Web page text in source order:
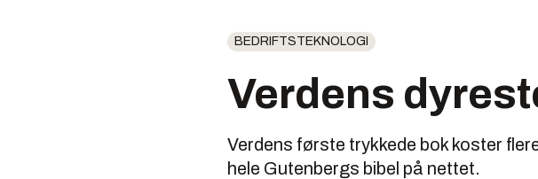
BEDRIFTSTEKNOLOGI
Verdens
Verdens første trykkede bok koster
hele Gutenbergs bibel på nettet.